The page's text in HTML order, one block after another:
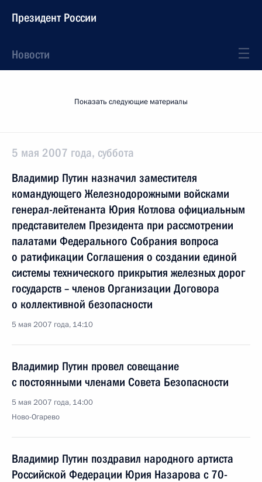
Президент России
Новости
Показать следующие материалы
5 мая 2007 года, суббота
Владимир Путин назначил заместителя
командующего Железнодорожными войсками
генерал-лейтенанта Юрия Котлова официальным
представителем Президента при рассмотрении
палатами Федерального Собрания вопроса
о ратификации Соглашения о создании единой
системы технического прикрытия железных дорог
государств – членов Организации Договора
о коллективной безопасности
5 мая 2007 года, 14:10
Владимир Путин провел совещание
с постоянными членами Совета Безопасности
5 мая 2007 года, 14:00
Ново-Огарево
Владимир Путин поздравил народного артиста
Российской Федерации Юрия Назарова с 70-